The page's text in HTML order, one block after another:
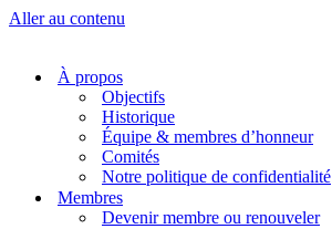
Aller au contenu
À propos
Objectifs
Historique
Équipe & membres d’honneur
Comités
Notre politique de confidentialité
Membres
Devenir membre ou renouveler